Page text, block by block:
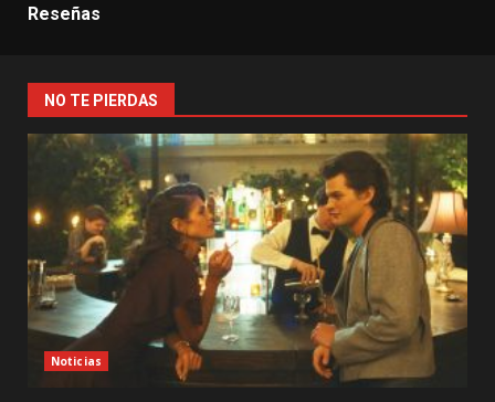
Reseñas
NO TE PIERDAS
Noticias